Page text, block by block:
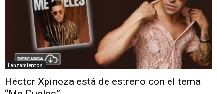
Lanzamientos
Héctor Xpinoza está de estreno con el tema